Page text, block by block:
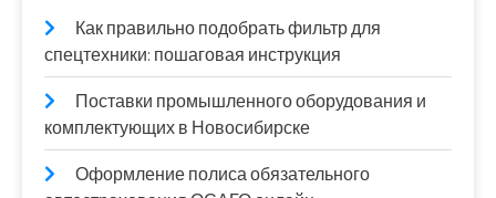
Как правильно подобрать фильтр для
спецтехники: пошаговая инструкция
Поставки промышленного оборудования и
комплектующих в Новосибирске
Оформление полиса обязательного